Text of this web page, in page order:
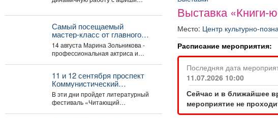
Выставка «Книги-
Место: Центр культурно-
Расписание мероприятия:
Последняя дата
11.07.2026 10:00
Сейчас и в ближайшее
мероприятие не
Тамара Шлыкова
взгляд...
Самый посещаемый
мастер‑класс от главного
режиссёра ДК «Распадский»
возвращается
14 августа Марина Зольникова -
профессиональная актриса и
11 и 12 сентября проспект
Коммунистический
превратится в огромную
литературную сцену под
открытым небом.
В эти дни пройдет литературный
фестиваль «Читающий